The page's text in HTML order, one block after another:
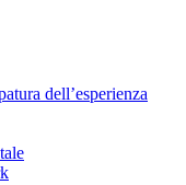
dell’esperienza